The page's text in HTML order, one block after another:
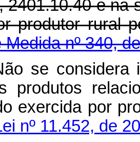
2401.10.40 e na
produtor rural
Medida nº 340,
se considera
produtos
exercida por
nº 11.452, de